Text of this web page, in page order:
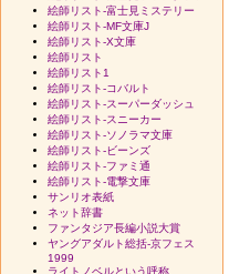
絵師リスト-富士見ミステリー
絵師リスト-MF文庫J
絵師リスト-X文庫
絵師リスト
絵師リスト1
絵師リスト-コバルト
絵師リスト-スーパーダッシュ
絵師リスト-スニーカー
絵師リスト-ソノラマ文庫
絵師リスト-ビーンズ
絵師リスト-ファミ通
絵師リスト-電撃文庫
サンリオ表紙
ネット辞書
ファンタジア長編小説大賞
ヤングアダルト総括-京フェス
1999
ライトノベルという呼称